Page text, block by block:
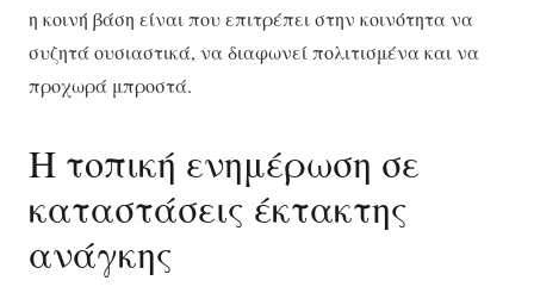
η κοινή βάση είναι που επιτρέπει στην κοινότητα να
συζητά ουσιαστικά, να διαφωνεί πολιτισμένα και να
προχωρά μπροστά.
Η τοπική ενημέρωση σε
καταστάσεις έκτακτης
ανάγκης